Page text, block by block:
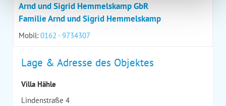
Arnd und Sigrid Hemmelskamp GbR
Familie Arnd und Sigrid Hemmelskamp
Mobil: 0162 - 9734307
Lage & Adresse des Objektes
Villa Hähle
Lindenstraße 4